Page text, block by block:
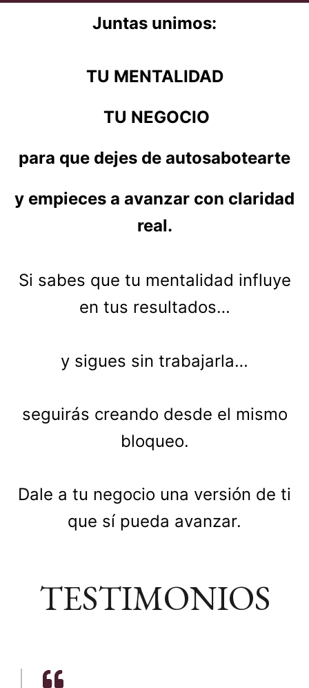
Juntas unimos:
TU MENTALIDAD
TU NEGOCIO
para que dejes de autosabotearte
y empieces a avanzar con claridad
real.
Si sabes que tu mentalidad influye
en tus resultados…
y sigues sin trabajarla…
seguirás creando desde el mismo
bloqueo.
Dale a tu negocio una versión de ti
que sí pueda avanzar.
TESTIMONIOS